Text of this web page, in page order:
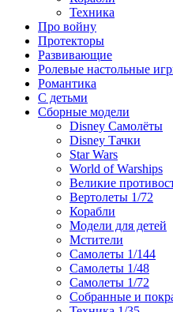
Техника
Про войну
Протекторы
Развивающие
Ролевые настольные
Романтика
С детьми
Сборные модели
Disney Самолёты
Disney Тачки
Star Wars
World of Warships
Великие
Вертолеты 1/72
Корабли
Модели для детей
Мстители
Самолеты 1/144
Самолеты 1/48
Самолеты 1/72
Собранные и